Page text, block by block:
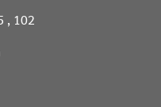
, 102